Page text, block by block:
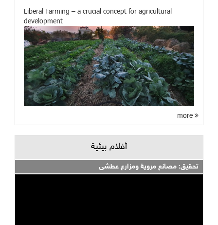
Liberal Farming – a crucial concept for agricultural
development
أفلام بيئية
تحقيق: مصانع مروية ومزارع عطشى